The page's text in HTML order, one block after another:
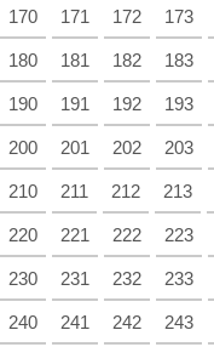
170 171 172 173
180 181 182 183
190 191 192 193
200 201 202 203
210 211 212 213
220 221 222 223
230 231 232 233
240 241 242 243